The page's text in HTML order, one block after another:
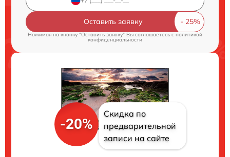
Оставить заявку
Нажимая на кнопку "Оставить заявку" Вы соглашаетесь cполитикой
конфиденциальности
-20%
Скидка по
предварительной
записи на сайте